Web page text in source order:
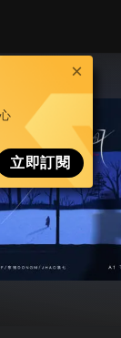
立即訂閱